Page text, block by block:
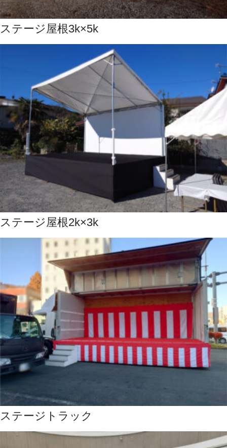
ステージ屋根3k×5k
ステージ屋根2k×3k
ステージトラック